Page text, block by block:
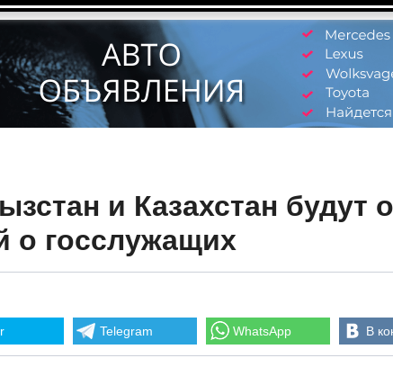
и Казахстан будут
о госслужащих
Telegram WhatsApp В